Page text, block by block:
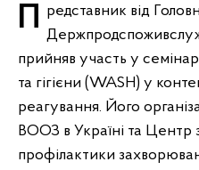
Представник від Головного управління
прийняв участь у
та гігієни (WASH) у
реагування. Його
ВООЗ в Україні та Центр
профілактики